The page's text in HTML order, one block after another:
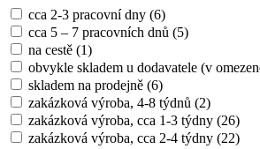
cca 2-3 pracovní dny (6)
cca 5 – 7 pracovních dnů (5)
na cestě (1)
obvykle skladem u dodavatele (v
skladem na prodejně (6)
zakázková výroba, 4-8 týdnů (2)
zakázková výroba, cca 1-3 týdny (26)
zakázková výroba, cca 2-4 týdny (22)